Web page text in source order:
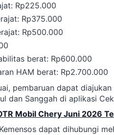
Rp225.000
Rp375.000
Rp500.000
berat: Rp600.000
HAM berat: Rp2.700.000
pembaruan dapat
dan Sanggah di aplikasi
Mobil Chery Juni 2026
dapat dihubungi